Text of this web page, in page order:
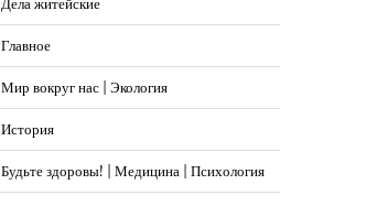
Дела житейские
Главное
Мир вокруг нас | Экология
История
Будьте здоровы! | Медицина | Психология